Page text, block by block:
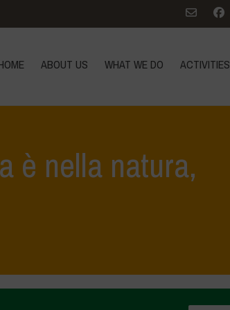
ABOUT US WHAT WE DO ACTIVITIES
è nella natura,